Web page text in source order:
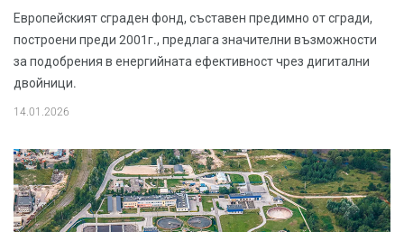
Европейският сграден фонд, съставен предимно от сгради,
построени преди 2001г., предлага значителни възможности
за подобрения в енергийната ефективност чрез дигитални
двойници.
14.01.2026